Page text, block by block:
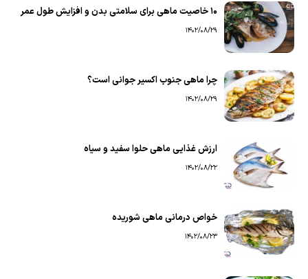
۱۰ خاصیت ماهی برای سلامتی بدن و افزایش طول عمر
1402/08/29
چرا ماهی جنوب اکسیر جوانی است؟
1402/08/29
ارزش غذایی ماهی حلوا سفید و سیاه
1402/08/22
خواص درمانی ماهی شوریده
1402/08/23